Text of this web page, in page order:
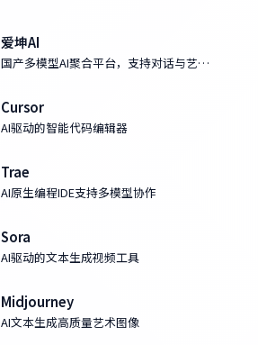
爱坤AI
国产多模型AI聚合平台，支持对话与艺术
Cursor
AI驱动的智能代码编辑器
Trae
AI原生编程IDE支持多模型协作
Sora
AI驱动的文本生成视频工具
Midjourney
AI文本生成高质量艺术图像